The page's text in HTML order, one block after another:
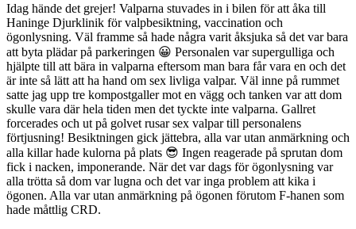
Idag hände det grejer! Valparna stuvades in i bilen för att åka till
Haninge Djurklinik för valpbesiktning, vaccination och
ögonlysning. Väl framme så hade några varit åksjuka så det var bara
att byta plädar på parkeringen 😀 Personalen var supergulliga och
hjälpte till att bära in valparna eftersom man bara får vara en och det
är inte så lätt att ha hand om sex livliga valpar. Väl inne på rummet
satte jag upp tre kompostgaller mot en vägg och tanken var att dom
skulle vara där hela tiden men det tyckte inte valparna. Gallret
forcerades och ut på golvet rusar sex valpar till personalens
förtjusning! Besiktningen gick jättebra, alla var utan anmärkning och
alla killar hade kulorna på plats 😎 Ingen reagerade på sprutan dom
fick i nacken, imponerande. När det var dags för ögonlysning var
alla trötta så dom var lugna och det var inga problem att kika i
ögonen. Alla var utan anmärkning på ögonen förutom F-hanen som
hade måttlig CRD.